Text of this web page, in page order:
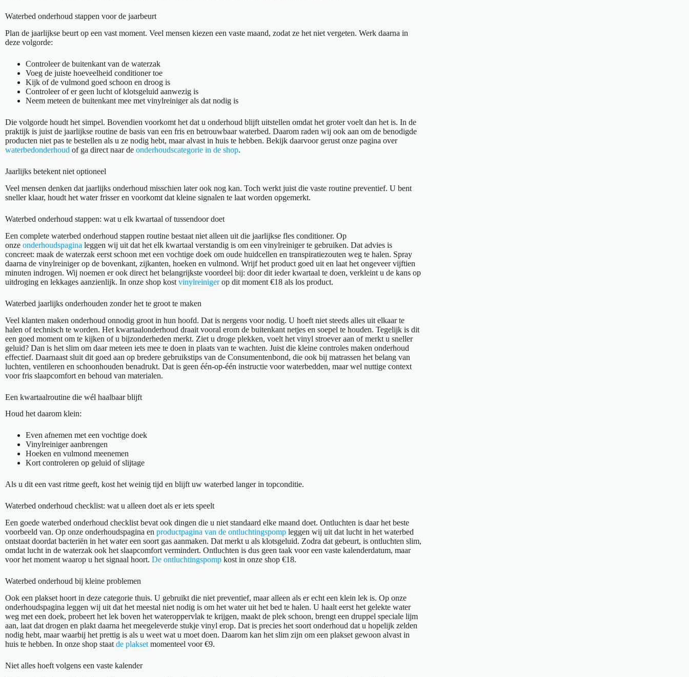
Waterbed onderhoud stappen voor de jaarbeurt
Plan de jaarlijkse beurt op een vast moment. Veel mensen kiezen een vaste maand, zodat ze het niet vergeten. Werk daarna in
deze volgorde:
Controleer de buitenkant van de waterzak
Voeg de juiste hoeveelheid conditioner toe
Kijk of de vulmond goed schoon en droog is
Controleer of er geen lucht of klotsgeluid aanwezig is
Neem meteen de buitenkant mee met vinylreiniger als dat nodig is
Die volgorde houdt het simpel. Bovendien voorkomt het dat u onderhoud blijft uitstellen omdat het groter voelt dan het is. In de
praktijk is juist de jaarlijkse routine de basis van een fris en betrouwbaar waterbed. Daarom raden wij ook aan om de benodigde
producten niet pas te bestellen als u ze nodig hebt, maar alvast in huis te hebben. Bekijk daarvoor gerust onze pagina over
waterbedonderhoud of ga direct naar de onderhoudscategorie in de shop.
Jaarlijks betekent niet optioneel
Veel mensen denken dat jaarlijks onderhoud misschien later ook nog kan. Toch werkt juist die vaste routine preventief. U bent
sneller klaar, houdt het water frisser en voorkomt dat kleine signalen te laat worden opgemerkt.
Waterbed onderhoud stappen: wat u elk kwartaal of tussendoor doet
Een complete waterbed onderhoud stappen routine bestaat niet alleen uit die jaarlijkse fles conditioner. Op
onze onderhoudspagina leggen wij uit dat het elk kwartaal verstandig is om een vinylreiniger te gebruiken. Dat advies is
concreet: maak de waterzak eerst schoon met een vochtige doek om oude huidcellen en transpiratiezouten weg te halen. Spray
daarna de vinylreiniger op de bovenkant, zijkanten, hoeken en vulmond. Wrijf het product goed uit en laat het ongeveer vijftien
minuten indrogen. Wij noemen er ook direct het belangrijkste voordeel bij: door dit ieder kwartaal te doen, verkleint u de kans op
uitdroging en lekkages aanzienlijk. In onze shop kost vinylreinigerop dit moment €18 als los product.
Waterbed jaarlijks onderhouden zonder het te groot te maken
Veel klanten maken onderhoud onnodig groot in hun hoofd. Dat is nergens voor nodig. U hoeft niet steeds alles uit elkaar te
halen of technisch te worden. Het kwartaalonderhoud draait vooral erom de buitenkant netjes en soepel te houden. Tegelijk is dit
een goed moment om te kijken of u bijzonderheden merkt. Ziet u droge plekken, voelt het vinyl stroever aan of merkt u sneller
geluid? Dan is het slim om daar meteen iets mee te doen in plaats van te wachten. Juist die kleine controles maken onderhoud
effectief. Daarnaast sluit dit goed aan op bredere gebruikstips van de Consumentenbond, die ook bij matrassen het belang van
luchten, ventileren en schoonhouden benadrukt. Dat is geen één-op-één instructie voor waterbedden, maar wel nuttige context
voor fris slaapcomfort en behoud van materialen.
Een kwartaalroutine die wél haalbaar blijft
Houd het daarom klein:
Even afnemen met een vochtige doek
Vinylreiniger aanbrengen
Hoeken en vulmond meenemen
Kort controleren op geluid of slijtage
Als u dit een vast ritme geeft, kost het weinig tijd en blijft uw waterbed langer in topconditie.
Waterbed onderhoud checklist: wat u alleen doet als er iets speelt
Een goede waterbed onderhoud checklist bevat ook dingen die u niet standaard elke maand doet. Ontluchten is daar het beste
voorbeeld van. Op onze onderhoudspagina en productpagina van de ontluchtingspomp leggen wij uit dat lucht in het waterbed
ontstaat doordat bacteriën in het water een soort gas aanmaken. Dat merkt u als klotsgeluid. Zodra dat gebeurt, is ontluchten slim,
omdat lucht in de waterzak ook het slaapcomfort vermindert. Ontluchten is dus geen taak voor een vaste kalenderdatum, maar
voor het moment waarop u het signaal hoort. De ontluchtingspomp kost in onze shop €18.
Waterbed onderhoud bij kleine problemen
Ook een plakset hoort in deze categorie thuis. U gebruikt die niet preventief, maar alleen als er echt een klein lek is. Op onze
onderhoudspagina leggen wij uit dat het meestal niet nodig is om het water uit het bed te halen. U haalt eerst het gelekte water
weg met een doek, probeert het lek boven het wateroppervlak te krijgen, maakt de plek schoon, brengt een druppel speciale lijm
aan, laat dat drogen en plakt daarna het meegeleverde stukje vinyl erop. Dat is precies het soort onderhoud dat u hopelijk zelden
nodig hebt, maar waarbij het prettig is als u weet wat u moet doen. Daarom kan het slim zijn om een plakset gewoon alvast in
huis te hebben. In onze shop staat de plakset momenteel voor €9.
Niet alles hoeft volgens een vaste kalender